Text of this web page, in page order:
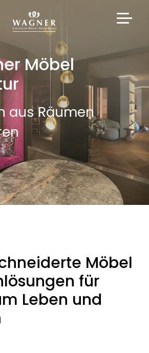
Möbel
aus Räumen
Möbel
für
Leben und